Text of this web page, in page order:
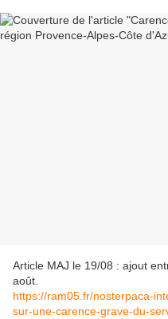
Article MAJ le 19/08 : ajout
août.
https://ram05.fr/nosterpaca-
sur-une-carence-grave-du-